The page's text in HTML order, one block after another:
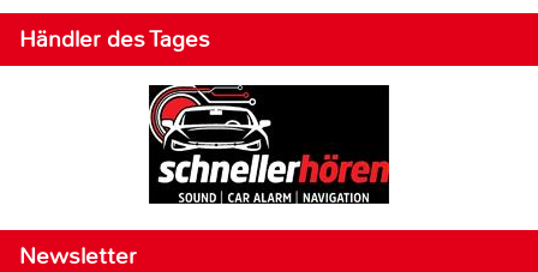
Händler des Tages
Newsletter